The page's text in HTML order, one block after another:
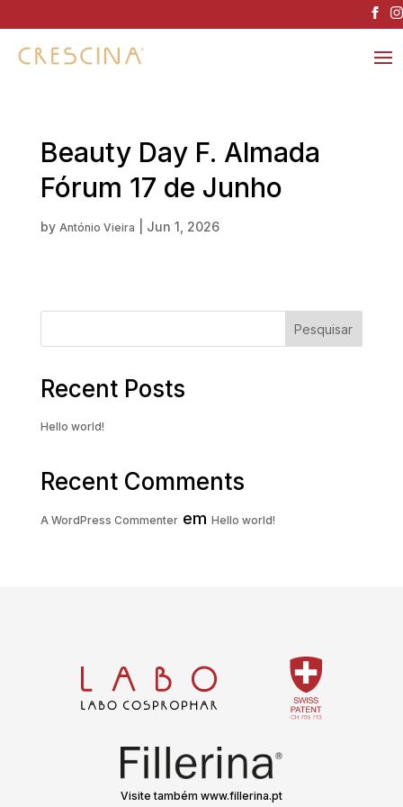
Beauty Day F. Almada
Fórum 17 de Junho
by António Vieira Jun 1, 2026
Pesquisar
Recent Posts
Hello world!
Recent Comments
A WordPress Commenterem Hello world!
Visite também www.fillerina.pt